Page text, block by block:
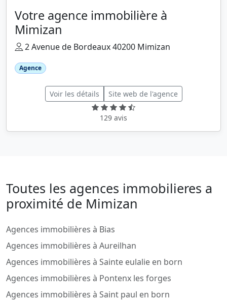
Votre agence immobilière à
Mimizan
2 Avenue de Bordeaux 40200 Mimizan
Agence
Voir les détails Site web de l'agence
129 avis
Toutes les agences immobilieres a
proximité de Mimizan
Agences immobilières à Bias
Agences immobilières à Aureilhan
Agences immobilières à Sainte eulalie en born
Agences immobilières à Pontenx les forges
Agences immobilières à Saint paul en born